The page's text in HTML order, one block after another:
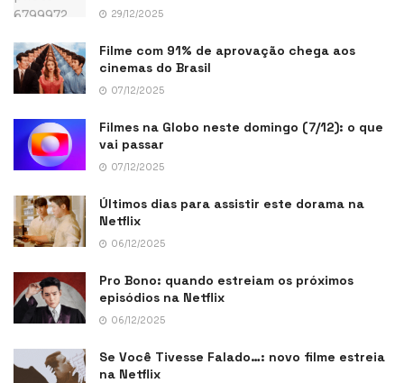
29/12/2025
Filme com 91% de aprovação chega aos
cinemas do Brasil
07/12/2025
Filmes na Globo neste domingo (7/12): o que
vai passar
07/12/2025
Últimos dias para assistir este dorama na
Netflix
06/12/2025
Pro Bono: quando estreiam os próximos
episódios na Netflix
06/12/2025
Se Você Tivesse Falado…: novo filme estreia
na Netflix